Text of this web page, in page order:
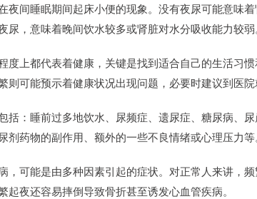
夜间睡眠期间起床小便的现象。没有夜尿可能意味
，意味着晚间饮水较多或肾脏对水分吸收能力较弱
度上都代表着健康，关键是找到适合自己的生活习
可能预示着健康状况出现问题，必要时建议到医院
括：睡前过多地饮水、尿频症、遗尿症、糖尿病、
药物的副作用、额外的一些不良情绪或心理压力等
，可能是由多种因素引起的症状。对正常人来讲，
夜还容易摔倒导致骨折甚至诱发心血管疾病。